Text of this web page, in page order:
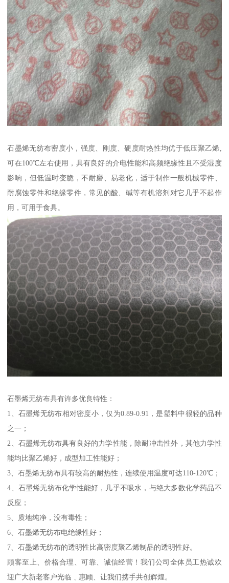
石墨烯无纺布密度小，强度、刚度、硬度耐热性均优于低压聚乙烯,
可在100℃左右使用，具有良好的介电性能和高频绝缘性且不受湿度
影响，但低温时变脆，不耐磨、易老化，适于制作一般机械零件、
耐腐蚀零件和绝缘零件，常见的酸、碱等有机溶剂对它几乎不起作
用，可用于食具。
石墨烯无纺布具有许多优良特性：
1、石墨烯无纺布相对密度小，仅为0.89-0.91，是塑料中很轻的品种
之一；
2、石墨烯无纺布具有良好的力学性能，除耐冲击性外，其他力学性
能均比聚乙烯好，成型加工性能好；
3、石墨烯无纺布具有较高的耐热性，连续使用温度可达110-120℃；
4、石墨烯无纺布化学性能好，几乎不吸水，与绝大多数化学药品不
反应；
5、质地纯净，没有毒性；
6、石墨烯无纺布电绝缘性好；
7、石墨烯无纺布的透明性比高密度聚乙烯制品的透明性好。
顾客至上、价格合理、可靠、诚信经营！我们公司全体员工热诚欢
迎广大新老客户光临﹑惠顾、让我们携手共创辉煌。